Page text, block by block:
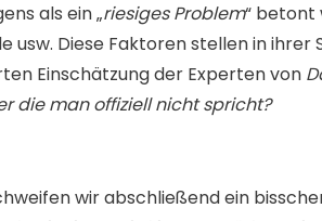
als ein „riesiges Problem“ betont
usw. Diese Faktoren stellen in
Einschätzung der Experten von
die man offiziell nicht spricht?
wir abschließend ein